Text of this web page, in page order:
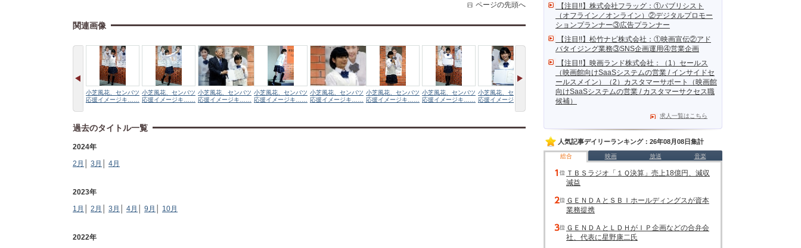
【注目!!】株式会社フラッグ：①パブリシスト
（オフライン／オンライン）②デジタルプロモー
ションプランナー③広告プランナー
【注目!!】松竹ナビ株式会社：①映画宣伝②アド
バタイジング業務③SNS企画運用④営業企画
【注目!!】映画ランド株式会社：（1）セールス
（映画館向けSaaSシステムの営業 / インサイドセ
ールスメイン）（2）カスタマーサポート（映画館
向けSaaSシステムの営業 / カスタマーサクセス職
候補）
求人一覧はこちら
人気記事デイリーランキング：26年08月08日集計
総合 映画 放送 音楽
ＴＢＳラジオ「１Ｑ決算」売上18億円、減収
減益
ＧＥＮＤＡとＳＢＩホールディングスが資本
業務提携
ＧＥＮＤＡとＬＤＨがＩＰ企画などの合弁会
社、代表に星野康二氏
ページの先頭へ
関連画像
小芝風花、センバツ
応援イメージキ……
小芝風花、センバツ
応援イメージキ……
小芝風花、センバツ
応援イメージキ……
小芝風花、センバツ
応援イメージキ……
小芝風花、センバツ
応援イメージキ……
小芝風花、センバツ
応援イメージキ……
小芝風花、センバツ
応援イメージキ……
小芝風花、センバツ
応援イメージキ……
小芝風花、センバツ
応援イメージキ……
過去のタイトル一覧
2024年
2月
3月 4月
2023年
1月
2月 3月 4月 9月 10月
2022年